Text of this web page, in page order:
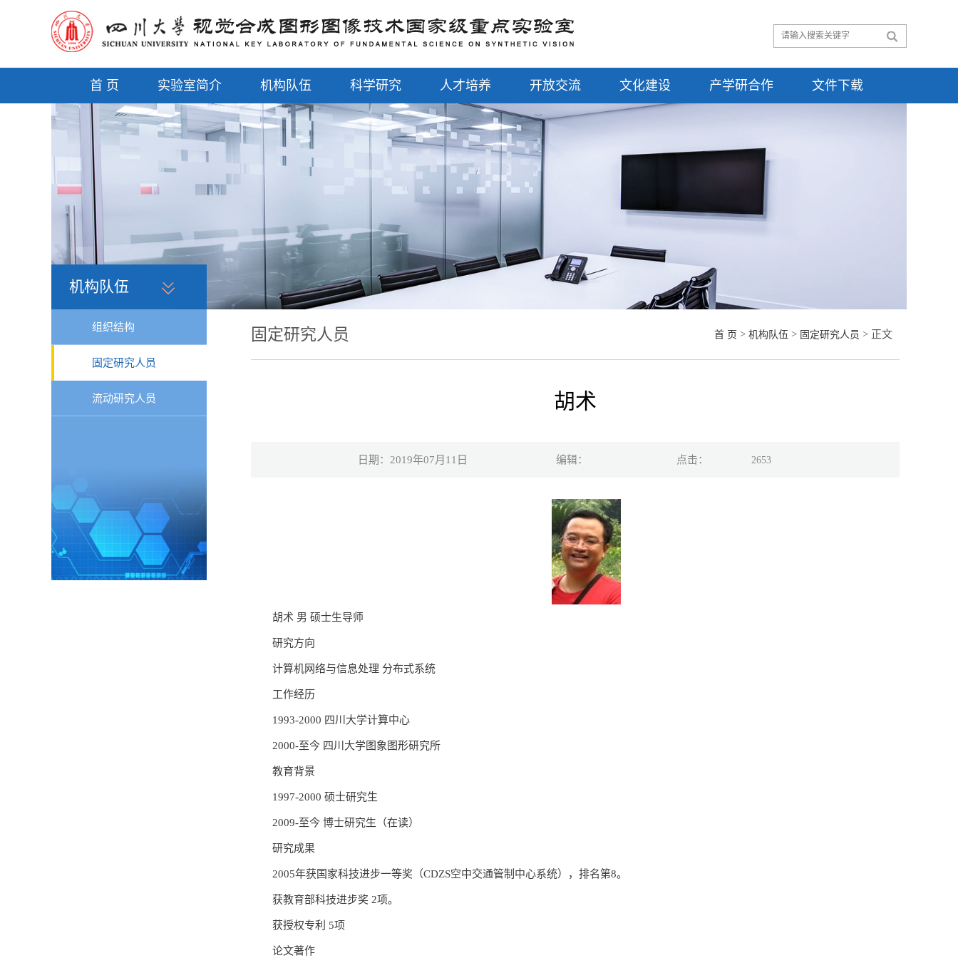
首 页 实验室简介 机构队伍 科学研究 人才培养 开放交流 文化建设 产学研合作 文件下载
机构队伍
组织结构
固定研究人员
流动研究人员
固定研究人员 首 页 > 机构队伍 > 固定研究人员 > 正文
胡术
日期：2019年07月11日 编辑： 点击： 2653
胡术 男 硕士生导师
研究方向
计算机网络与信息处理 分布式系统
工作经历
1993-2000 四川大学计算中心
2000-至今 四川大学图象图形研究所
教育背景
1997-2000 硕士研究生
2009-至今 博士研究生（在读）
研究成果
2005年获国家科技进步一等奖（CDZS空中交通管制中心系统），排名第8。
获教育部科技进步奖 2项。
获授权专利 5项
论文著作